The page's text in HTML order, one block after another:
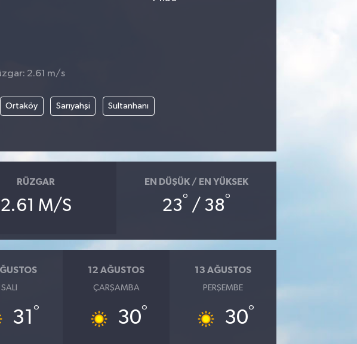
2.61 m/s
Ortaköy Sarıyahşi Sultanhanı
RÜZGAR
2.61 M/S
EN DÜŞÜK / EN YÜKSEK
23° / 38°
SALI
31 °
12 AĞUSTOS
ÇARŞAMBA
30°
13 AĞUSTOS
PERŞEMBE
30°